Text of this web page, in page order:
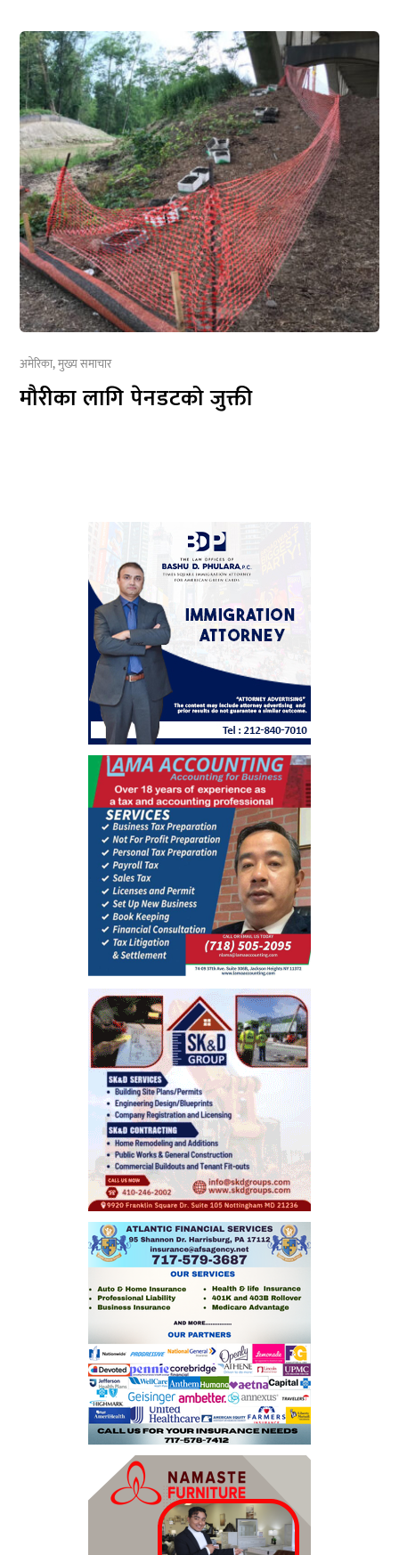
अमेरिका,मुख्य समाचार
मौरीका लागि पेनडटको जुक्ती